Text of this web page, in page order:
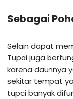
Sebagai
Selain dapat
Tupai juga
karena daunnya
sekitar tempat
tupai banyak